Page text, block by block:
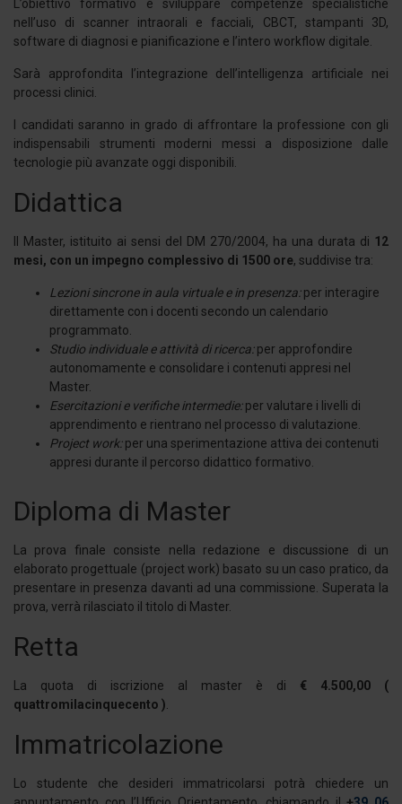
L’obiettivo formativo è sviluppare competenze specialistiche
nell’uso di scanner intraorali e facciali, CBCT, stampanti 3D,
software di diagnosi e pianificazione e l’intero workflow digitale.
Sarà approfondita l’integrazione dell’intelligenza artificiale nei
processi clinici.
I candidati saranno in grado di affrontare la professione con gli
indispensabili strumenti moderni messi a disposizione dalle
tecnologie più avanzate oggi disponibili.
Didattica
Il Master, istituito ai sensi del DM 270/2004, ha una durata di 12
mesi, con un impegno complessivo di 1500 ore, suddivise tra:
Lezioni sincrone in aula virtuale e in presenza:per interagire
direttamente con i docenti secondo un calendario
programmato.
Studio individuale e attività di ricerca:per approfondire
autonomamente e consolidare i contenuti appresi nel
Master.
Esercitazioni e verifiche intermedie:per valutare i livelli di
apprendimento e rientrano nel processo di valutazione.
Project work:per una sperimentazione attiva dei contenuti
appresi durante il percorso didattico formativo.
Diploma di Master
La prova finale consiste nella redazione e discussione di un
elaborato progettuale (project work) basato su un caso pratico, da
presentare in presenza davanti ad una commissione. Superata la
prova, verrà rilasciato il titolo di Master.
Retta
La quota di iscrizione al master è di € 4.500,00 (
quattromilacinquecento )
Immatricolazione
Lo studente che desideri immatricolarsi potrà chiedere un